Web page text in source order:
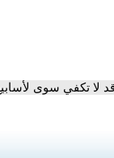
قد لا تكفي سوى